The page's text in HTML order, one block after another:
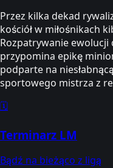
Przez kilka dekad
kościół w miłośnikach
Rozpatrywanie
przypomina epikę
podparte na
sportowego mistrza z
🗓️
Terminarz LM
Bądź na bieżąco z ligą